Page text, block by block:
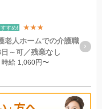
すめ! ★★★
老人ホームでの介護職
日～可／残業なし
給 1,060円〜